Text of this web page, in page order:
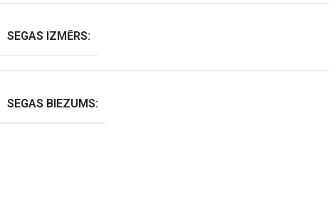
SEGAS IZMĒRS:
SEGAS BIEZUMS: